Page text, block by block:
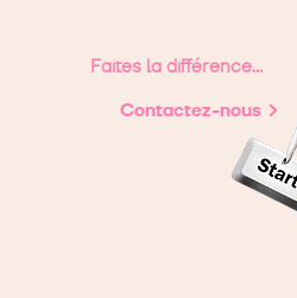
Faites la différence...
Contactez-nous